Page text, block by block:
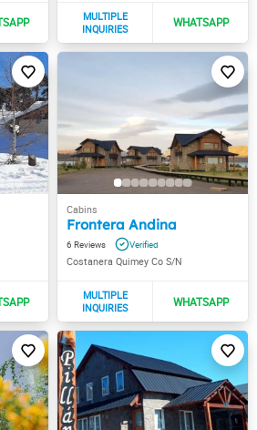
Frontera Andina
6
Costanera Quimey Co S/N